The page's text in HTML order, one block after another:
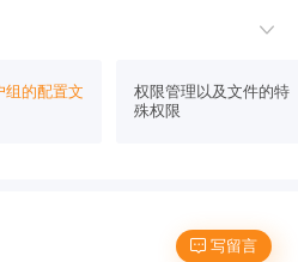

组的配置文
权限管理以及文件的特
殊权限
 写留言